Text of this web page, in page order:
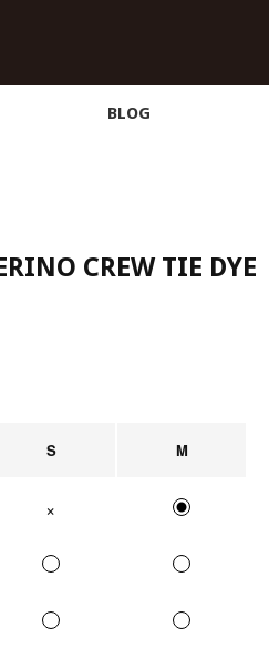
BLOG
CREW TIE DYE
S M